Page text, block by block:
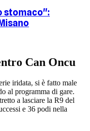
stomaco":
Can Oncu
iridata, si è fatto male
al programma di gare.
a lasciare la R9 del
e 36 podi nella